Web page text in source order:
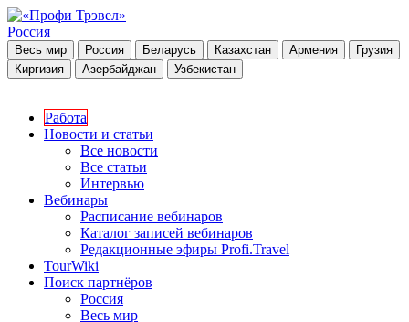
Россия
Весь мир Россия Беларусь Казахстан Армения
Грузия
Киргизия
Азербайджан Узбекистан
Работа
Новости и статьи
Все новости
Все статьи
Интервью
Вебинары
Расписание вебинаров
Каталог записей вебинаров
Редакционные эфиры Profi.Travel
TourWiki
Поиск партнёров
Россия
Весь мир